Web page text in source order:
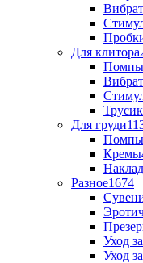
Для клитора
Помпы
Для груди
Помпы
Кремы
Разное1674
Уход
Уход